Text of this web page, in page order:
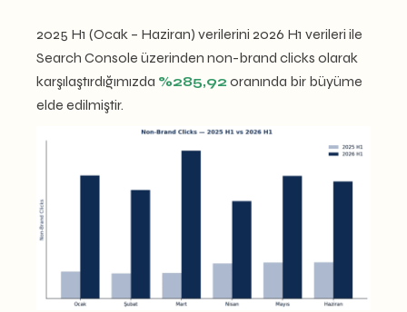
2025 H1 (Ocak – Haziran) verilerini 2026 H1 verileri ile
Search Console üzerinden non-brand clicks olarak
karşılaştırdığımızda %285,92 oranında bir büyüme
elde edilmiştir.